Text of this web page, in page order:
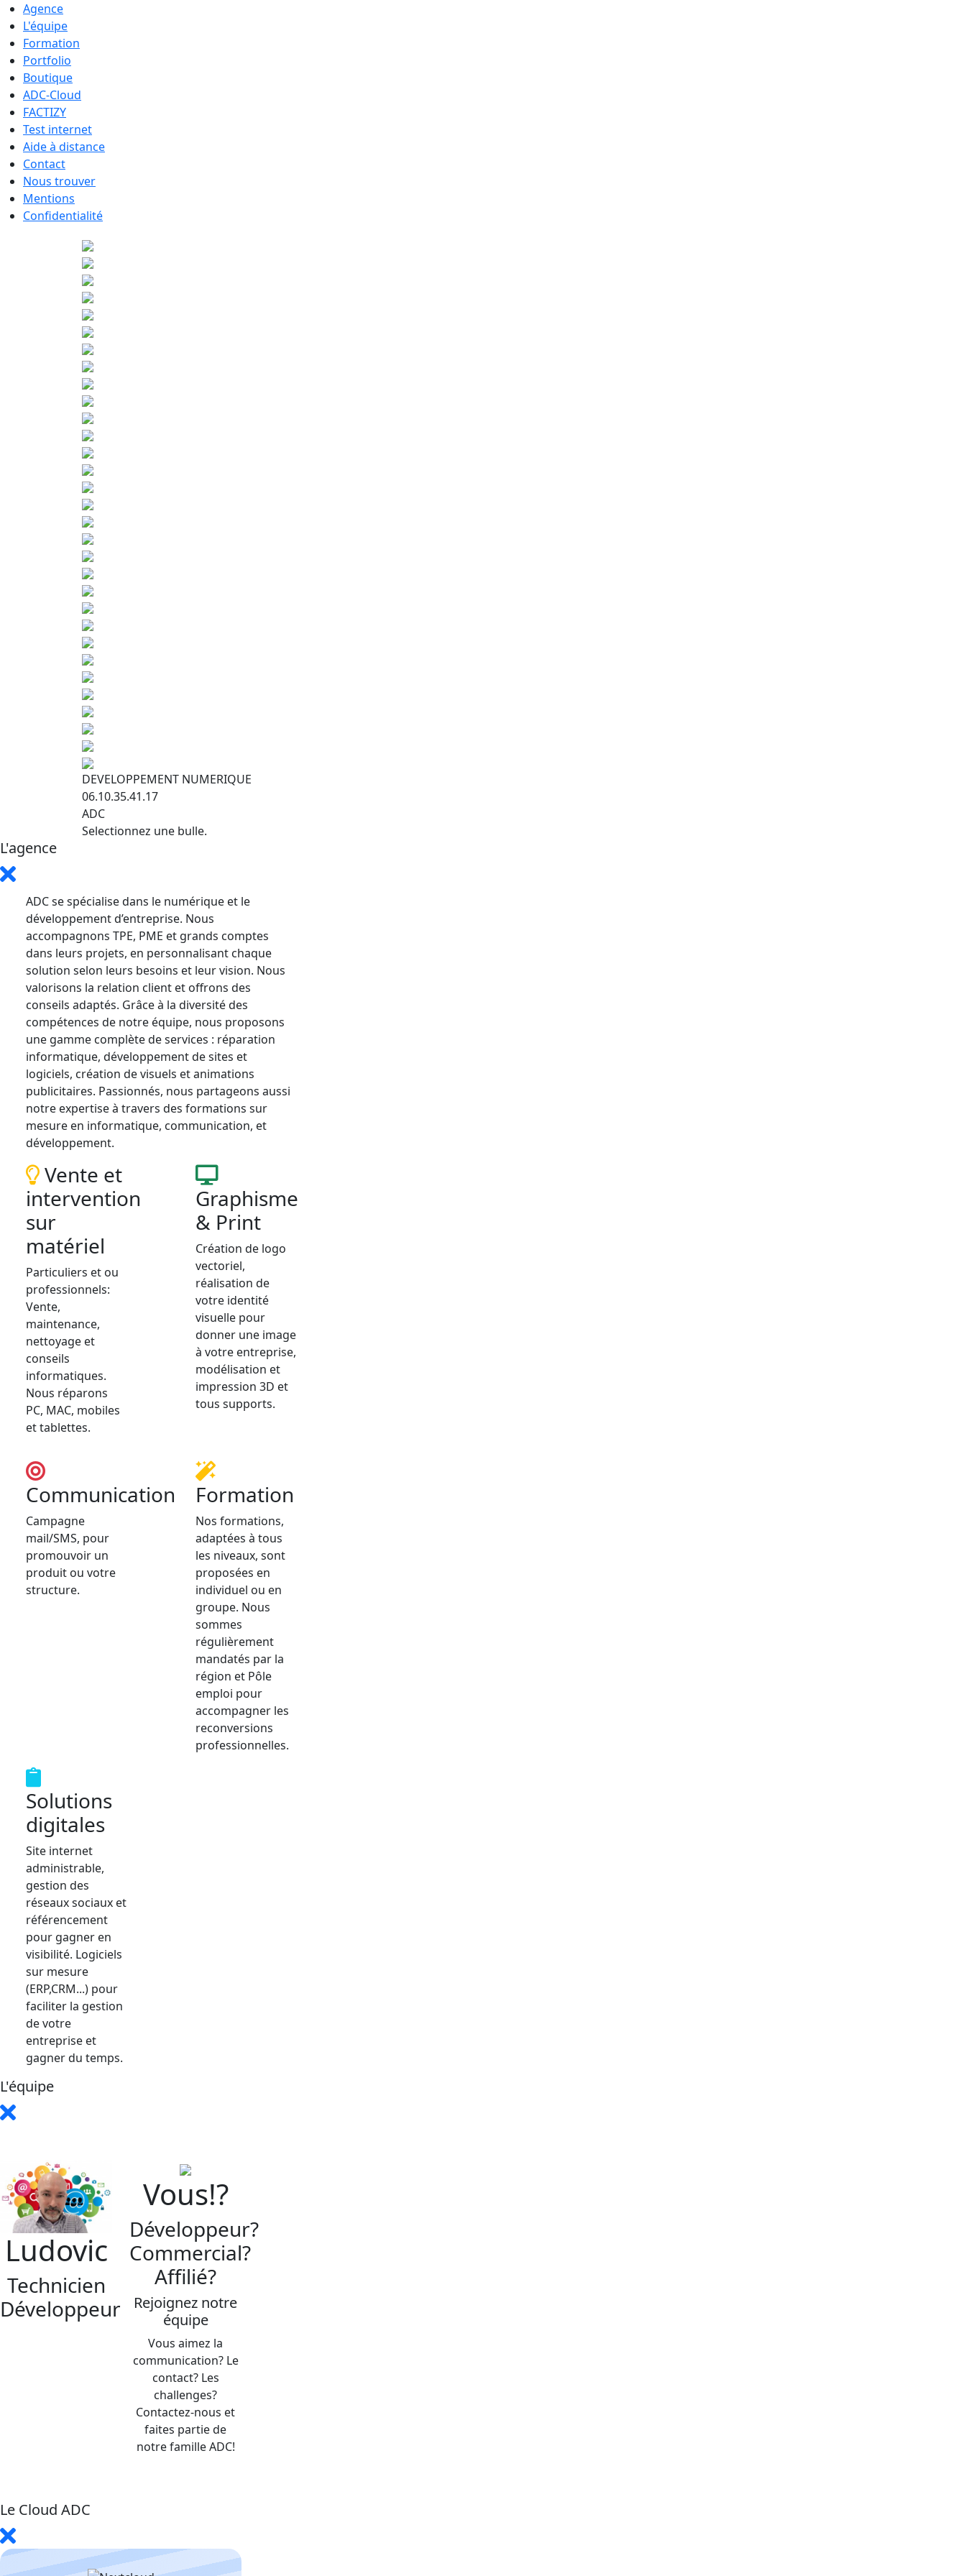
Agence
L'équipe
Formation
Portfolio
Boutique
ADC-Cloud
FACTIZY
Test internet
Aide à distance
Contact
Nous trouver
Mentions
Confidentialité
DEVELOPPEMENT NUMERIQUE
06.10.35.41.17
ADC
Selectionnez une bulle.
L'agence
ADC se spécialise dans le numérique et le
développement d’entreprise. Nous
accompagnons TPE, PME et grands comptes
dans leurs projets, en personnalisant chaque
solution selon leurs besoins et leur vision. Nous
valorisons la relation client et offrons des
conseils adaptés. Grâce à la diversité des
compétences de notre équipe, nous proposons
une gamme complète de services : réparation
informatique, développement de sites et
logiciels, création de visuels et animations
publicitaires. Passionnés, nous partageons aussi
notre expertise à travers des formations sur
mesure en informatique, communication, et
développement.
Vente et
intervention
sur
matériel
Particuliers et ou
professionnels:
Vente,
maintenance,
nettoyage et
conseils
informatiques.
Nous réparons
PC, MAC, mobiles
et tablettes.
Graphisme
& Print
Création de logo
vectoriel,
réalisation de
votre identité
visuelle pour
donner une image
à votre entreprise,
modélisation et
impression 3D et
tous supports.
Communication
Campagne
mail/SMS, pour
promouvoir un
produit ou votre
structure.
Formation
Nos formations,
adaptées à tous
les niveaux, sont
proposées en
individuel ou en
groupe. Nous
sommes
régulièrement
mandatés par la
région et Pôle
emploi pour
accompagner les
reconversions
professionnelles.
Solutions
digitales
Site internet
administrable,
gestion des
réseaux sociaux et
référencement
pour gagner en
visibilité. Logiciels
sur mesure
(ERP,CRM...) pour
faciliter la gestion
de votre
entreprise et
gagner du temps.
L'équipe
Ludovic
Technicien
Développeur
Vous!?
Développeur?
Commercial?
Affilié?
Rejoignez notre
équipe
Vous aimez la
communication? Le
contact? Les
challenges?
Contactez-nous et
faites partie de
notre famille ADC!
Le Cloud ADC